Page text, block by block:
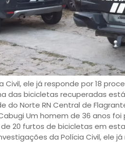
Civil, ele já responde por 18
das bicicletas recuperadas está
do Norte RN Central de
Um homem de 36 anos
de 20 furtos de bicicletas em
da Polícia Civil, ele